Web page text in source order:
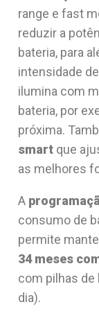
range e fast
reduzir a
bateria, para
intensidade
ilumina com
bateria, por
próxima.
smart que
as melhores
A
consumo de
permite
34 meses
com pilhas
dia).